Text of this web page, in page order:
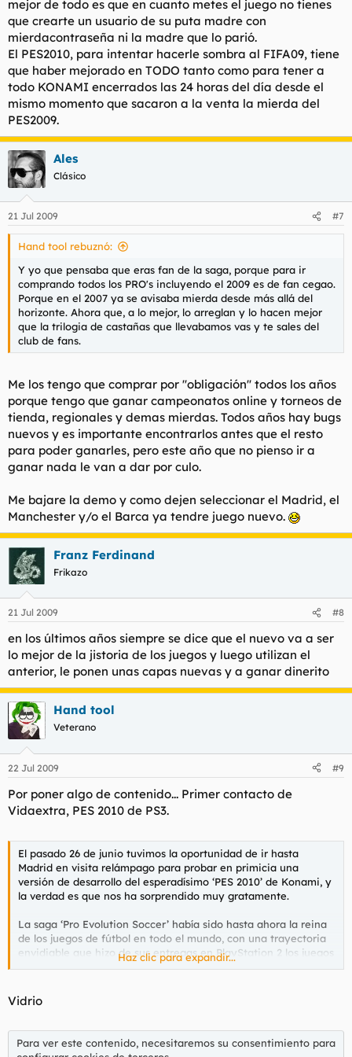
mejor de todo es que en cuanto metes el juego no tienes
que crearte un usuario de su puta madre con
mierdacontraseña ni la madre que lo parió.
El PES2010, para intentar hacerle sombra al FIFA09, tiene
que haber mejorado en TODO tanto como para tener a
todo KONAMI encerrados las 24 horas del día desde el
mismo momento que sacaron a la venta la mierda del
PES2009.
Ales
Clásico
21 Jul 2009 #7
Hand tool rebuznó:
Y yo que pensaba que eras fan de la saga, porque para ir
comprando todos los PRO's incluyendo el 2009 es de fan cegao.
Porque en el 2007 ya se avisaba mierda desde más allá del
horizonte. Ahora que, a lo mejor, lo arreglan y lo hacen mejor
que la trilogia de castañas que llevabamos vas y te sales del
club de fans.
Me los tengo que comprar por ''obligación'' todos los años
porque tengo que ganar campeonatos online y torneos de
tienda, regionales y demas mierdas. Todos años hay bugs
nuevos y es importante encontrarlos antes que el resto
para poder ganarles, pero este año que no pienso ir a
ganar nada le van a dar por culo.
Me bajare la demo y como dejen seleccionar el Madrid, el
Manchester y/o el Barca ya tendre juego nuevo.
Franz Ferdinand
Frikazo
21 Jul 2009 #8
en los últimos años siempre se dice que el nuevo va a ser
lo mejor de la jistoria de los juegos y luego utilizan el
anterior, le ponen unas capas nuevas y a ganar dinerito
Hand tool
Veterano
22 Jul 2009 #9
Por poner algo de contenido... Primer contacto de
Vidaextra, PES 2010 de PS3.
El pasado 26 de junio tuvimos la oportunidad de ir hasta
Madrid en visita relámpago para probar en primicia una
versión de desarrollo del esperadísimo ‘PES 2010’ de Konami, y
la verdad es que nos ha sorprendido muy gratamente.
La saga ‘Pro Evolution Soccer’ había sido hasta ahora la reina
de los juegos de fútbol en todo el mundo, con una trayectoria
envidiable que hizo de sus entregas en PlayStation 2 los juegos
más vendidos allá por donde pasaban. Todo era alegría y
de Shingo Seabass. Pero en el este, una sombra negra
comenzaba a alzarse sobre la saga ‘PES’. El antiguo rey del
arrebató y arrasó en todo el mundo dejando a ‘PES 2009’ a la
altura del betún.
Haz clic para expandir...
Vidrio
Para ver este contenido, necesitaremos su consentimiento para